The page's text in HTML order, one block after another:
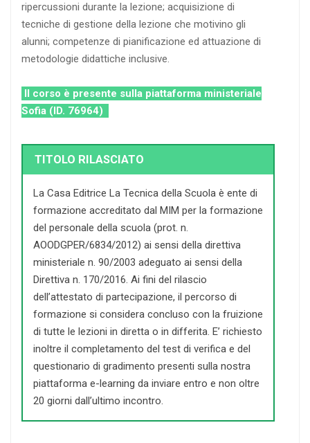
ripercussioni durante la lezione; acquisizione di
tecniche di gestione della lezione che motivino gli
alunni; competenze di pianificazione ed attuazione di
metodologie didattiche inclusive.
Il corso è presente sulla piattaforma ministeriale
Sofia (ID. 76964)
TITOLO RILASCIATO
La Casa Editrice La Tecnica della Scuola è ente di
formazione accreditato dal MIM per la formazione
del personale della scuola (prot. n.
AOODGPER/6834/2012) ai sensi della direttiva
ministeriale n. 90/2003 adeguato ai sensi della
Direttiva n. 170/2016. Ai fini del rilascio
dell’attestato di partecipazione, il percorso di
formazione si considera concluso con la fruizione
di tutte le lezioni in diretta o in differita. E’ richiesto
inoltre il completamento del test di verifica e del
questionario di gradimento presenti sulla nostra
piattaforma e-learning da inviare entro e non oltre
20 giorni dall’ultimo incontro.